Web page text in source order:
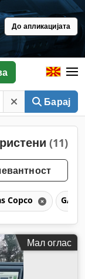
До апликацијата
Барај
(11)
Copco GA
Мал оглас